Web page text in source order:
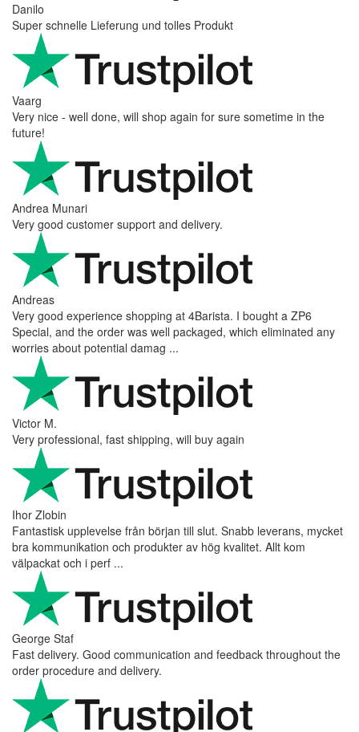
Danilo
Super schnelle Lieferung und tolles Produkt
Vaarg
Very nice - well done, will shop again for sure sometime in the
future!
Andrea Munari
Very good customer support and delivery.
Andreas
Very good experience shopping at 4Barista. I bought a ZP6
Special, and the order was well packaged, which eliminated any
worries about potential damag ...
Victor M.
Very professional, fast shipping, will buy again
Ihor Zlobin
Fantastisk upplevelse från början till slut. Snabb leverans, mycket
bra kommunikation och produkter av hög kvalitet. Allt kom
välpackat och i perf ...
George Staf
Fast delivery. Good communication and feedback throughout the
order procedure and delivery.